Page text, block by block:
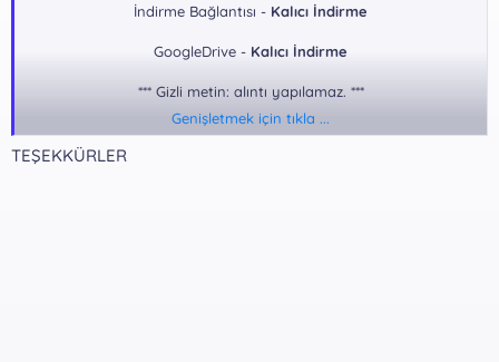
İndirme Bağlantısı - Kalıcı İndirme
GoogleDrive - Kalıcı İndirme
*** Gizli metin: alıntı yapılamaz. ***
Genişletmek için tıkla ...
TEŞEKKÜRLER